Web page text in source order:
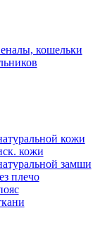
кошельки
кожи
кожи
замши
плечо